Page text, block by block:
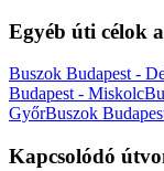
Egyéb úti célok
Buszok Budapest -
Budapest - Miskolc
GyőrBuszok
Kapcsolódó